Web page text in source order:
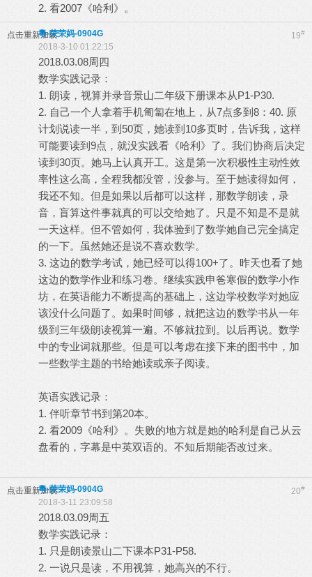
2. 看2007《哈利》。
点击重新加载 19#
粵-荣荣妈-0904G
2018-3-10 01:22:15
2018.03.08周四
数学实践记录：
1. 朗读，视算并录音景山二年级下册课本从P1-P30.
2. 自己一个人拿着手机匍匐在地上，从7点多到8：40. 原
计划说读一半，到50页，她读到10多页时，告诉我，这样
可能要读到9点，就没实践看《哈利》了。我们协商后决定
读到30页。她马上认真开工。这是第一次积极性主动性效
率性这么高，全程我都没管，没参与。至于她读得如何，
我还不知。但是如果以后都可以这样，那数学朗读，录
音，盲算这件事就真的可以交给她了。只是不知是不是就
一天这样。但不管如何，我体验到了数学她自己完全搞定
的一下。虽然她还是说不喜欢数学。
3. 这边的数学考试，她已经可以得100+了。昨天也看了她
这边的数学作业和练习卷。继续实践申爸寒假的数学小作
坊，在英语能力不断提高的基础上，这边学校数学对她应
该没什么问题了。如果时间够，就把这边的数学书从一年
级到三年级朗读视算一遍。不够就拉到。以后再说。数学
中的专业词就那些。但是可以考虑在接下来的图书中，加
一些数学主题的书给她读或亲子阅读。
英语实践记录：
1. 伴听章节书到第20本。
2. 看2009《哈利》。失败的地方就是她的哈利是自己从云
盘看的，字幕是中英双语的。不知后期能否改过来。
点击重新加载 20#
粵-荣荣妈-0904G
2018-3-11 23:09:58
2018.03.09周五
数学实践记录：
1. 只是朗读景山二下课本P31-P58.
2. 一说只是读，不用视算，她高兴的不行。